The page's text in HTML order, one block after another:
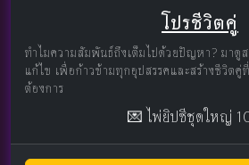
โปรชีวิตคู่
ทำไมความสัมพันธ์ถึงเต็มไปด้วยปัญหา? มาดู
แก้ไข เพื่อก้าวข้ามทุกอุปสรรคและสร้างชีวิตคู่
ต้องการ
💌 ไพ่ยิปซีชุดใหญ่